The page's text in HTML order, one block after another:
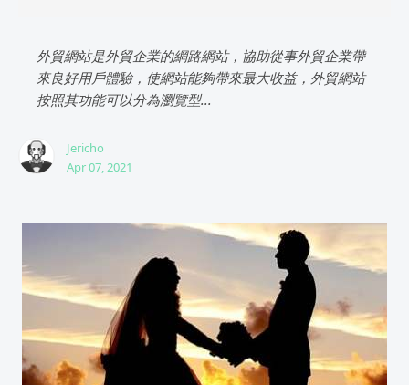
外貿網站是外貿企業的網路網站，協助從事外貿企業帶
來良好用戶體驗，使網站能夠帶來最大收益，外貿網站
按照其功能可以分為瀏覽型...
Jericho
Apr 07, 2021